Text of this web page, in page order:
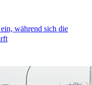
während sich die